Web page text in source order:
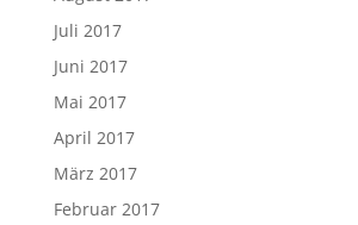
Juli 2017
Juni 2017
Mai 2017
April 2017
März 2017
Februar 2017